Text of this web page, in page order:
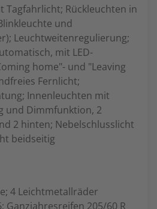
Tagfahrlicht; Rückleuchten in
und
Leuchtweitenregulierung;
mit LED-
home"- und "Leaving
Fernlicht;
Innenleuchten mit
und Dimmfunktion, 2
2 hinten; Nebelschlusslicht
beidseitig
4 Leichtmetallräder
Ganzjahresreifen 205/60 R